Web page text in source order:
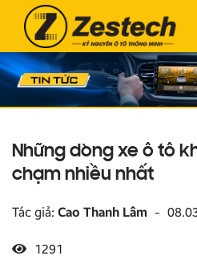
Những dòng xe ô tô
chạm nhiều nhất
Tác giả: Cao Thanh Lâm -
1291